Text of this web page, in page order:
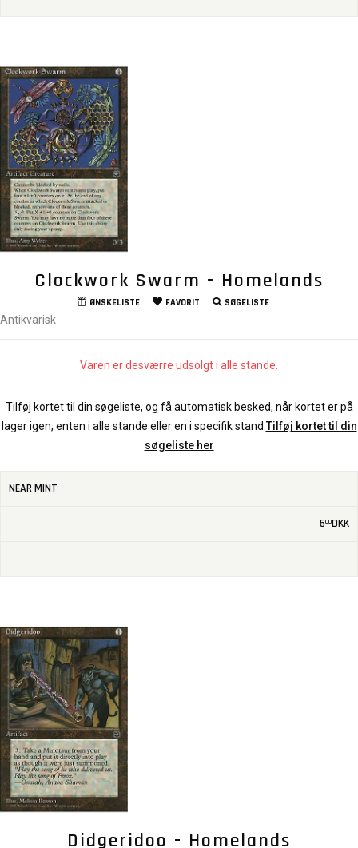
Clockwork Swarm - Homelands
ØNSKELISTE FAVORIT SØGELISTE
Antikvarisk
Varen er desværre udsolgt i alle stande.
Tilføj kortet til din søgeliste, og få automatisk besked, når kortet er på
lager igen, enten i alle stande eller en i specifik stand. Tilføj kortet til din
søgeliste her
NEAR MINT
500DKK
Didgeridoo - Homelands